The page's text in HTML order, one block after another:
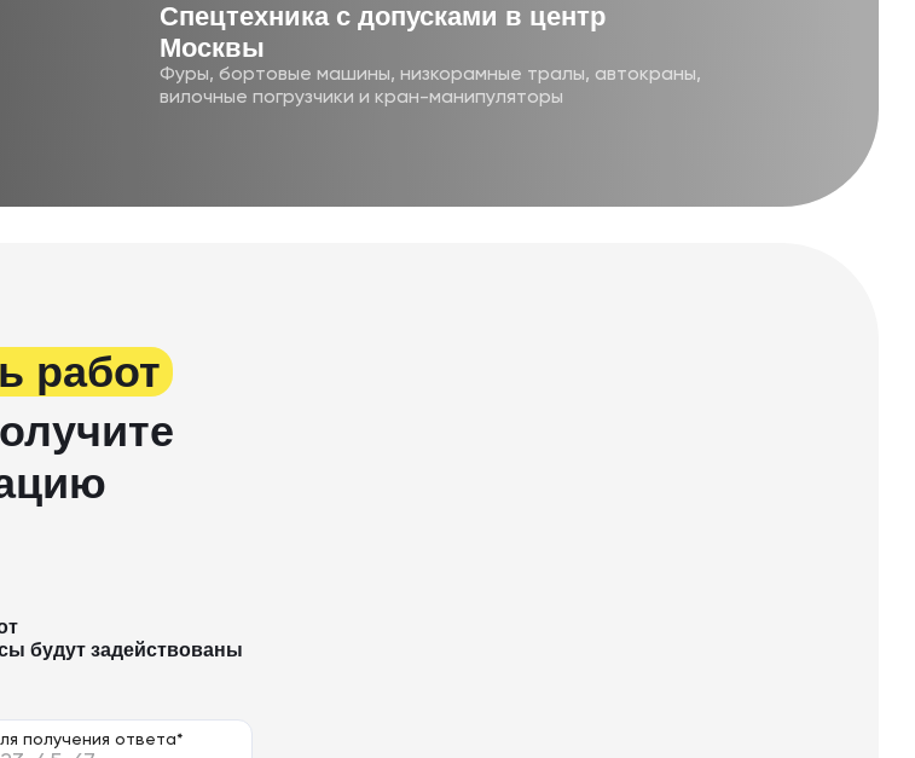
Cпецте хника с допусками в центр
Москвы
Фуры, бортовые машины, низкорамные тралы, автокраны,
вилочные погрузчики и кран-манипуляторы
работ
будут задействованы
получения ответа*